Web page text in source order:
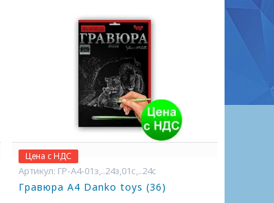
Цена с НДС
ГР-А4-01з,..24з,01с,..24с
Гравюра А4 Danko toys (36)